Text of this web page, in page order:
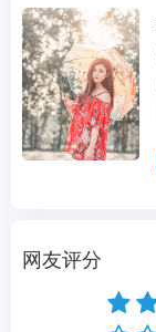
网友评分